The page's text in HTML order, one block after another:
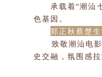
承载着“潮汕
色基因。
郑正秋蔡楚
致敬潮汕电
史交融，氛围感拉